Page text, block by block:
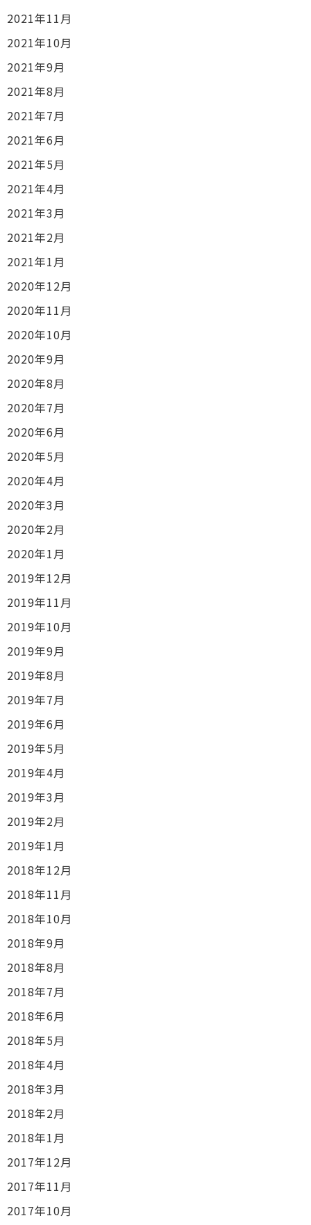
2021年11月
2021年10月
2021年9月
2021年8月
2021年7月
2021年6月
2021年5月
2021年4月
2021年3月
2021年2月
2021年1月
2020年12月
2020年11月
2020年10月
2020年9月
2020年8月
2020年7月
2020年6月
2020年5月
2020年4月
2020年3月
2020年2月
2020年1月
2019年12月
2019年11月
2019年10月
2019年9月
2019年8月
2019年7月
2019年6月
2019年5月
2019年4月
2019年3月
2019年2月
2019年1月
2018年12月
2018年11月
2018年10月
2018年9月
2018年8月
2018年7月
2018年6月
2018年5月
2018年4月
2018年3月
2018年2月
2018年1月
2017年12月
2017年11月
2017年10月